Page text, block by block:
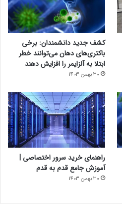
کشف جدید دانشمندان: برخی
باکتری‌های دهان می‌توانند خطر
ابتلا به آلزایمر را افزایش دهند
30 بهمن 1403
راهنمای خرید سرور اختصاصی |
آموزش جامع قدم به قدم
30 بهمن 1403